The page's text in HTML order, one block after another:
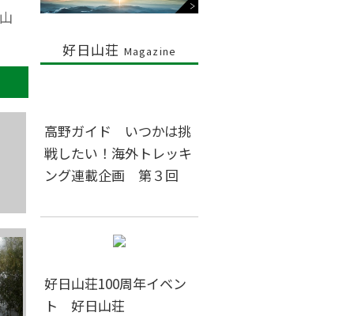
好日山荘 Magazine
高野ガイド いつかは挑
戦したい！海外トレッキ
ング連載企画 第３回
好日山荘100周年イベン
ト 好日山荘